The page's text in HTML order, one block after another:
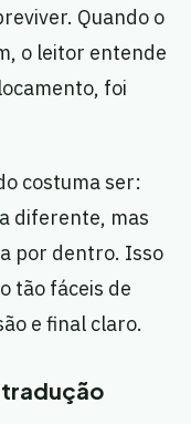
Quando o
o leitor entende
foi
costuma ser:
diferente, mas
por dentro. Isso
tão fáceis de
e final claro.